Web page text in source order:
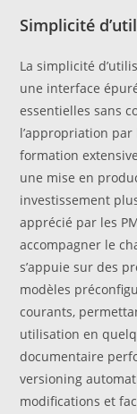
Simplicité
La simplicité
une interface
essentielles sans
l’appropriation
formation
une mise en
investissement
apprécié par les
accompagner le
s’appuie sur des
modèles
courants,
utilisation en
documentaire
versioning
modifications et